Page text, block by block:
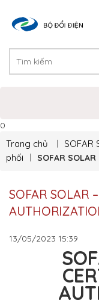
0
Trang chủ SOFAR
phối
SOFAR SOLAR
SOFAR SOLAR
13/05/2023 15:39